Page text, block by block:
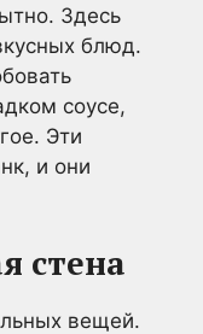
Здесь
блюд.
соусе,
Эти
и они
стена
вещей.